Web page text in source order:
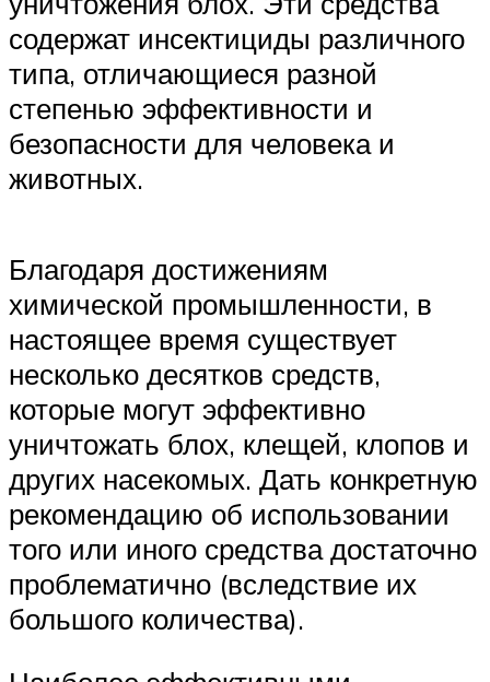
содержат инсектициды различного
типа, отличающиеся разной
степенью эффективности и
безопасности для человека и
животных.
Благодаря достижениям
химической промышленности, в
настоящее время существует
несколько десятков средств,
которые могут эффективно
уничтожать блох, клещей, клопов и
других насекомых. Дать конкретную
рекомендацию об использовании
того или иного средства достаточно
проблематично (вследствие их
большого количества).